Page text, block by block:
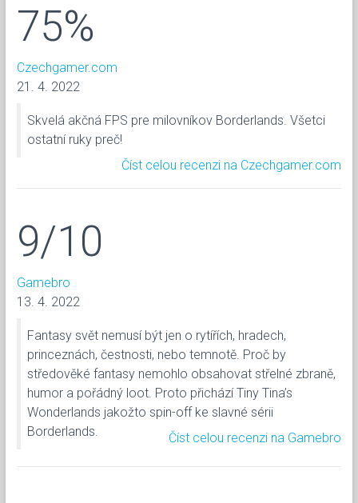
75%
Czechgamer.com
21. 4. 2022
Skvelá akčná FPS pre milovníkov Borderlands. Všetci
ostatní ruky preč!
Číst celou recenzi na Czechgamer.com
9/10
Gamebro
13. 4. 2022
Fantasy svět nemusí být jen o rytířích, hradech,
princeznách, čestnosti, nebo temnotě. Proč by
středověké fantasy nemohlo obsahovat střelné zbraně,
humor a pořádný loot. Proto přichází Tiny Tina’s
Wonderlands jakožto spin-off ke slavné sérii
Borderlands.
Číst celou recenzi na Gamebro